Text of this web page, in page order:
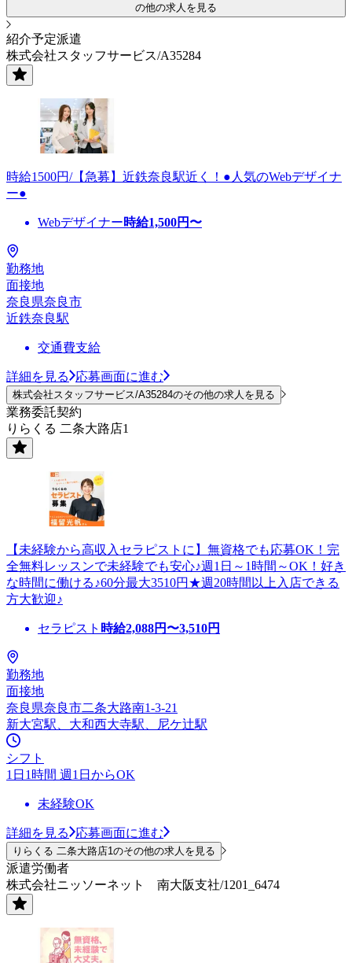
の他の求人を見る
紹介予定派遣
株式会社スタッフサービス/A35284
時給1500円/【急募】近鉄奈良駅近く！●人気のWebデザイナ
ー●
Webデザイナー時給1,500円〜
勤務地
面接地
奈良県奈良市
近鉄奈良駅
交通費支給
詳細を見る 応募画面に進む
株式会社スタッフサービス/A35284のその他の求人を見る
業務委託契約
りらくる 二条大路店1
【未経験から高収入セラピストに】無資格でも応募OK！完
全無料レッスンで未経験でも安心♪週1日～1時間～OK！好き
な時間に働ける♪60分最大3510円★週20時間以上入店できる
方大歓迎♪
セラピスト 時給2,088円〜3,510円
勤務地
面接地
奈良県奈良市二条大路南1-3-21
新大宮駅、大和西大寺駅、尼ケ辻駅
シフト
1日1時間 週1日からOK
未経験OK
詳細を見る 応募画面に進む
りらくる 二条大路店1のその他の求人を見る
派遣労働者
株式会社ニッソーネット 南大阪支社/1201_6474